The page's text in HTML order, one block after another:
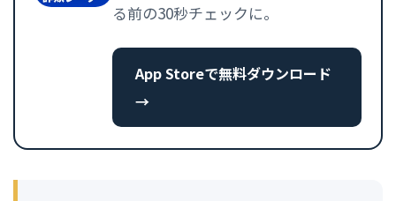
る前の30秒チェックに。
App Storeで無料ダウンロード
→